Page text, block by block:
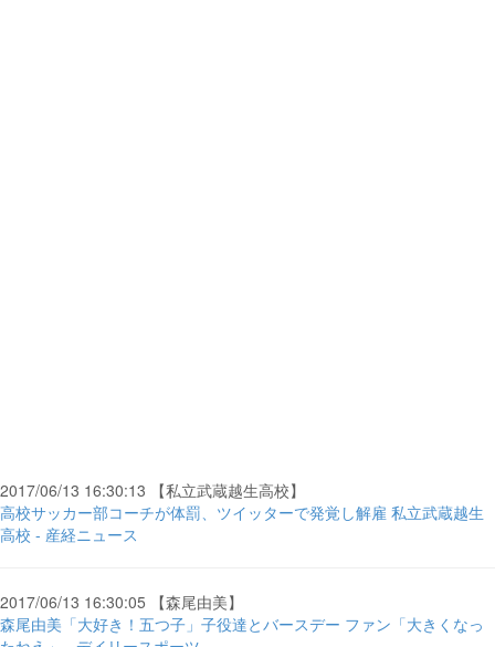
2017/06/13 16:30:13 【私立武蔵越生高校】
高校サッカー部コーチが体罰、ツイッターで発覚し解雇 私立武蔵越生
高校 - 産経ニュース
2017/06/13 16:30:05 【森尾由美】
森尾由美「大好き！五つ子」子役達とバースデー ファン「大きくなっ